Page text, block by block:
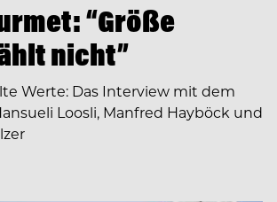
“Größe
nicht”
Werte: Das Interview mit dem
Loosli, Manfred Hayböck und